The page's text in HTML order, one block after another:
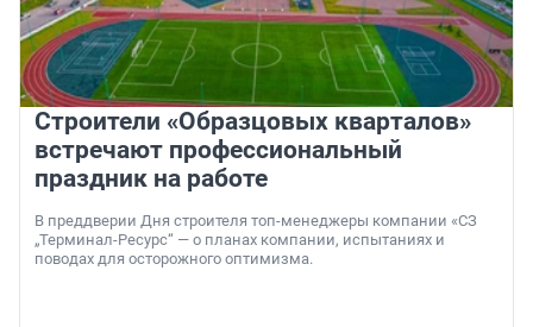
Строители «Образцовых кварталов»
встречают профессиональный
праздник на работе
В преддверии Дня строителя топ-менеджеры компании «СЗ
„Терминал-Ресурс“ — о планах компании, испытаниях и
поводах для осторожного оптимизма.